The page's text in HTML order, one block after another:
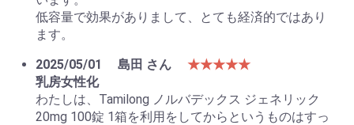
低容量で効果がありまして、とても経済的ではあり
ます。
2025/05/01
島田 さん
★★★★★
乳房女性化
わたしは、Tamilong ノルバデックス ジェネリック
20mg 100錠 1箱を利用をしてからというものはすっ